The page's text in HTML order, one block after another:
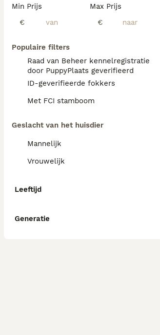
Min Prijs
€
Max Prijs
€
Populaire filters
Raad van Beheer kennelregistratie
door PuppyPlaats geverifieerd
ID-geverifieerde fokkers
Met FCI stamboom
Geslacht van het huisdier
Mannelijk
Vrouwelijk
Leeftijd
Generatie